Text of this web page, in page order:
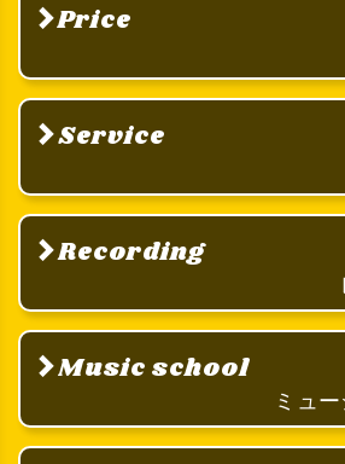
Price
Service
Recording
Music school
ミュ